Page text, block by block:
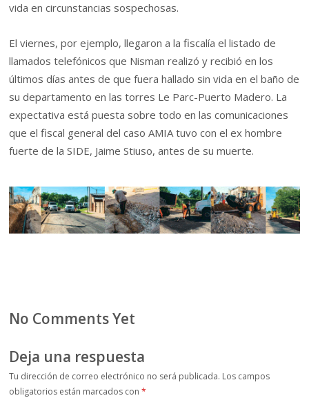
vida en circunstancias sospechosas.
El viernes, por ejemplo, llegaron a la fiscalía el listado de
llamados telefónicos que Nisman realizó y recibió en los
últimos días antes de que fuera hallado sin vida en el baño de
su departamento en las torres Le Parc-Puerto Madero. La
expectativa está puesta sobre todo en las comunicaciones
que el fiscal general del caso AMIA tuvo con el ex hombre
fuerte de la SIDE, Jaime Stiuso, antes de su muerte.
No Comments Yet
Deja una respuesta
Tu dirección de correo electrónico no será publicada. Los campos
obligatorios están marcados con*